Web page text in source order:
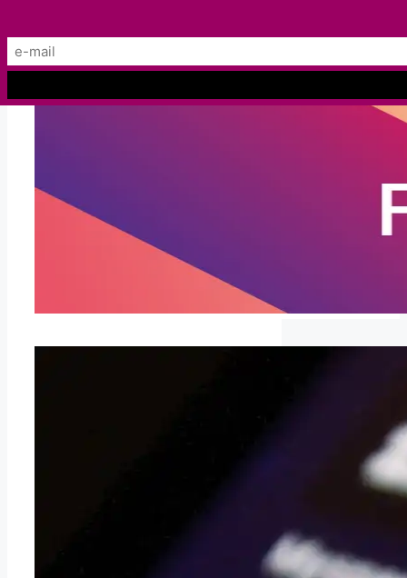
na
obsah